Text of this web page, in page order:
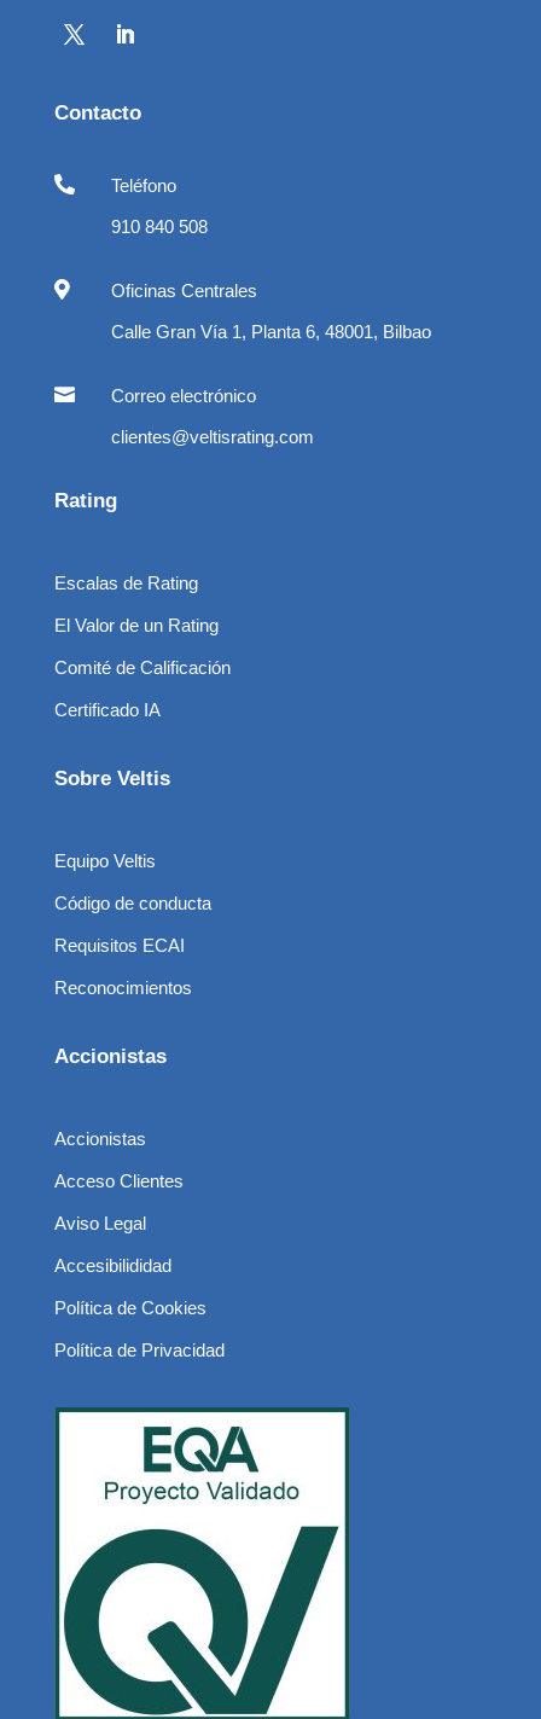
Contacto

Teléfono
910 840 508

Oficinas Centrales
Calle Gran Vía 1, Planta 6, 48001, Bilbao

Correo electrónico
clientes@veltisrating.com
Rating
Escalas de Rating
El Valor de un Rating
Comité de Calificación
Certificado IA
Sobre Veltis
Equipo Veltis
Código de conducta
Requisitos ECAI
Reconocimientos
Accionistas
Accionistas
Acceso Clientes
Aviso Legal
Accesibilididad
Política de Cookies
Política de Privacidad